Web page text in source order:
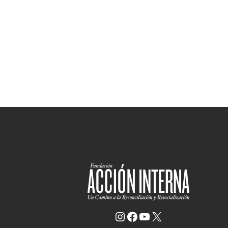
Instagram Facebook YouTube X